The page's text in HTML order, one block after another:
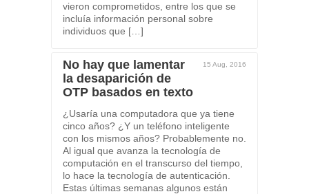
vieron comprometidos, entre los que se
incluía información personal sobre
individuos que […]
15 Aug, 2016
No hay que lamentar
la desaparición de
OTP basados en texto
¿Usaría una computadora que ya tiene
cinco años? ¿Y un teléfono inteligente
con los mismos años? Probablemente no.
Al igual que avanza la tecnología de
computación en el transcurso del tiempo,
lo hace la tecnología de autenticación.
Estas últimas semanas algunos están